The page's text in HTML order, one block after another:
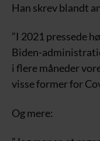
Han skrev blandt
”I 2021 pressede
Biden-
i flere måneder
visse former for
Og mere: